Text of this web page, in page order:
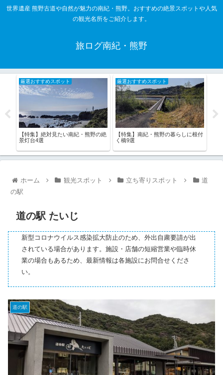
世界遺産 熊野古道や自然が魅力の南紀・熊野。おすすめの絶景スポットや人気
の観光名所をご紹介します。
旅ログ南紀・熊野
厳選おすすめスポット
【特集】絶対見たい南紀・熊野の絶
景灯台4選
厳選おすすめスポット
【特集】南紀・熊野の暮らしに根付
く橋9選
ホーム 観光スポット 立ち寄りスポット
道
の駅
道の駅 たいじ
新型コロナウイルス感染拡大防止のため、外出自粛要請が出
されている場合があります。施設・店舗の短縮営業や臨時休
業の場合もあるため、最新情報は各施設にお問合せくださ
い。
道の駅